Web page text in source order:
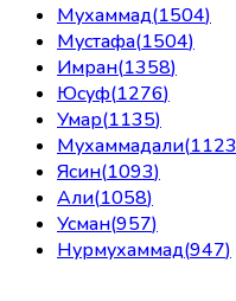
Мухаммад(1504)
Мустафа(1504)
Имран(1358)
Юсуф(1276)
Умар(1135)
Мухаммадали(1123
Ясин(1093)
Али(1058)
Усман(957)
Нурмухаммад(947)